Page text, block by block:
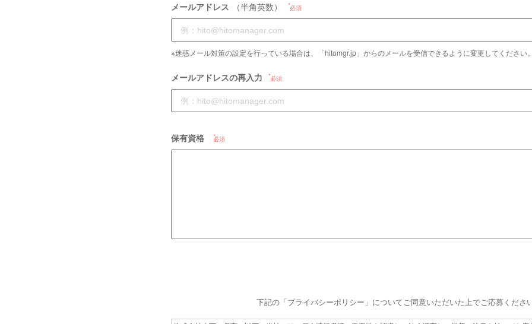
メールアドレス （半角英数） 必須
※迷惑メール対策の設定を行っている場合は、「hitomgr.jp」からのメールを受信できるように変更してください
メールアドレスの再入力 必須
保有資格 必須
下記の「プライバシーポリシー」についてご同意いただいた上でご応募くださ